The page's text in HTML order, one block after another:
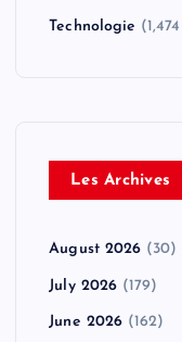
Technologie
Les Archives
August 2026 (30)
July 2026 (179)
June 2026 (162)